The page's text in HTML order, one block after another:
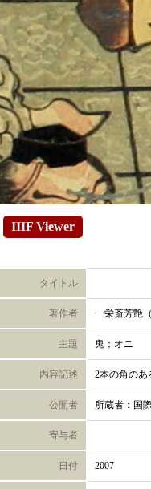
IIIF Viewer
タイトル
著作者 一栄斎芳艶
主題 鬼；オニ
内容記述 2本の角のあ
公開者 所蔵者：国
寄与者
日付 2007